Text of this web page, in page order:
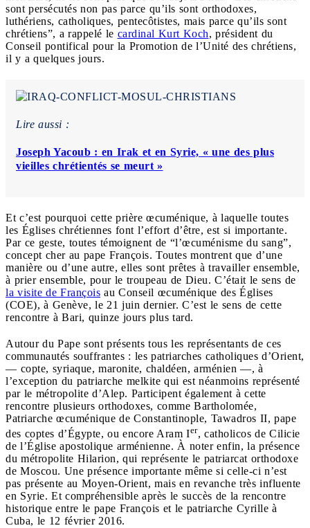
sont persécutés non pas parce qu’ils sont orthodoxes,
luthériens, catholiques, pentecôtistes, mais parce qu’ils sont
chrétiens”, a rappelé le cardinal Kurt Koch, président du
Conseil pontifical pour la Promotion de l’Unité des chrétiens,
il y a quelques jours.
Lire aussi :
Joseph Yacoub : en Irak et en Syrie, « une des plus
vieilles chrétientés se meurt »
Et c’est pourquoi cette prière œcuménique, à laquelle toutes
les Églises chrétiennes font l’effort d’être, est si importante.
Par ce geste, toutes témoignent de “l’œcuménisme du sang”,
concept cher au pape François. Toutes montrent que d’une
manière ou d’une autre, elles sont prêtes à travailler ensemble,
à prier ensemble, pour le troupeau de Dieu. C’était le sens de
la visite de François au Conseil œcuménique des Églises
(COE), à Genève, le 21 juin dernier. C’est le sens de cette
rencontre à Bari, quinze jours plus tard.
Autour du Pape sont présents tous les représentants de ces
communautés souffrantes : les patriarches catholiques d’Orient,
— copte, syriaque, maronite, chaldéen, arménien —, à
l’exception du patriarche melkite qui est néanmoins représenté
par le métropolite d’Alep. Participent également à cette
rencontre plusieurs orthodoxes, comme Bartholomée,
Patriarche œcuménique de Constantinople, Tawadros II, pape
des coptes d’Égypte, ou encore Aram Ier, catholicos de Cilicie
de l’Église apostolique arménienne. À noter enfin, la présence
du métropolite Hilarion, qui représente le patriarcat orthodoxe
de Moscou. Une présence importante même si celle-ci n’est
pas présente au Moyen-Orient, mais en revanche très influente
en Syrie. Et compréhensible après le succès de la rencontre
historique entre le pape François et le patriarche Cyrille à
Cuba, le 12 février 2016.